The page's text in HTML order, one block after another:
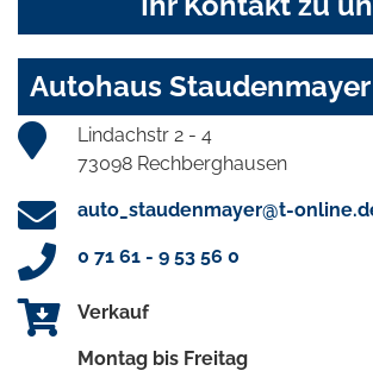
Autohaus Staudenmayer
Lindachstr 2 - 4
73098 Rechberghausen
auto_staudenmayer@t-
0 71 61 - 9 53 56 0
Verkauf
Montag bis Freitag